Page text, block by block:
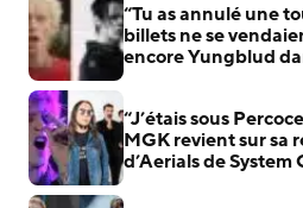
“Tu as annulé une
billets ne se
encore Yungblud
“J’étais sous
MGK revient sur sa
d’Aerials de System